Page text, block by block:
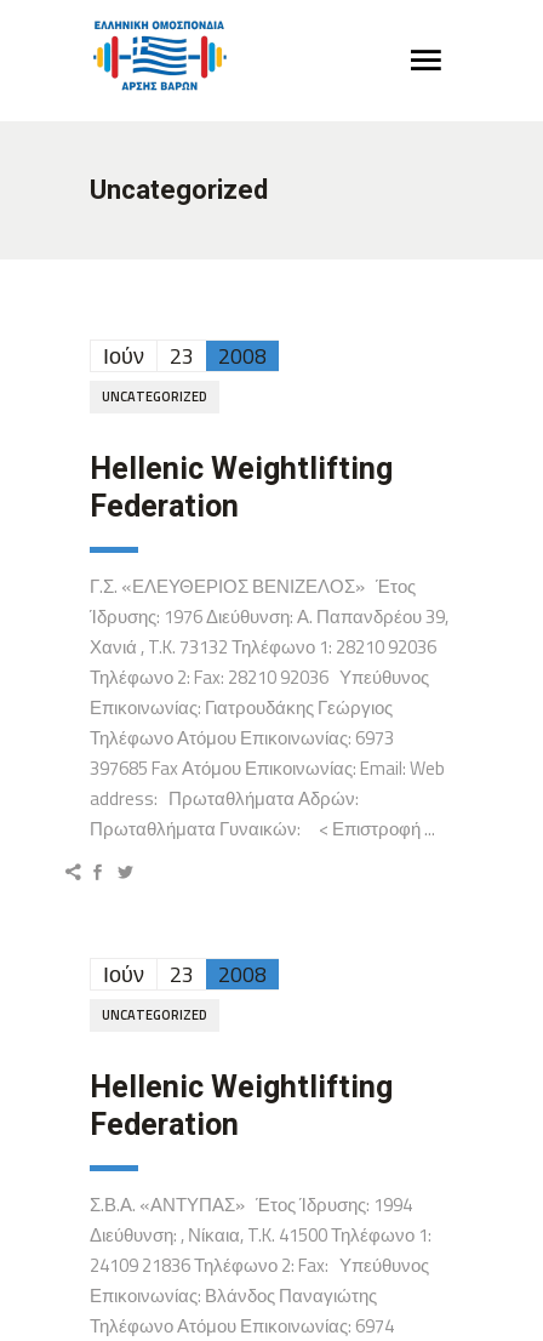
Uncategorized
Ιούν 23 2008
UNCATEGORIZED
Hellenic Weightlifting
Federation
Γ.Σ. «ΕΛΕΥΘΕΡΙΟΣ ΒΕΝΙΖΕΛΟΣ» Έτος
Ίδρυσης: 1976 Διεύθυνση: Α. Παπανδρέου 39,
Χανιά , T.K. 73132 Τηλέφωνο 1: 28210 92036
Τηλέφωνο 2: Fax: 28210 92036 Υπεύθυνος
Επικοινωνίας: Γιατρουδάκης Γεώργιος
Τηλέφωνο Ατόμου Επικοινωνίας: 6973
397685 Fax Ατόμου Επικοινωνίας: Email: Web
address: Πρωταθλήματα Αδρών:
Πρωταθλήματα Γυναικών: < Επιστροφή ...
Ιούν 23 2008
UNCATEGORIZED
Hellenic Weightlifting
Federation
Σ.Β.Α. «ΑΝΤΥΠΑΣ» Έτος Ίδρυσης: 1994
Διεύθυνση: , Νίκαια, T.K. 41500 Τηλέφωνο 1:
24109 21836 Τηλέφωνο 2: Fax: Υπεύθυνος
Επικοινωνίας: Βλάνδος Παναγιώτης
Τηλέφωνο Ατόμου Επικοινωνίας: 6974